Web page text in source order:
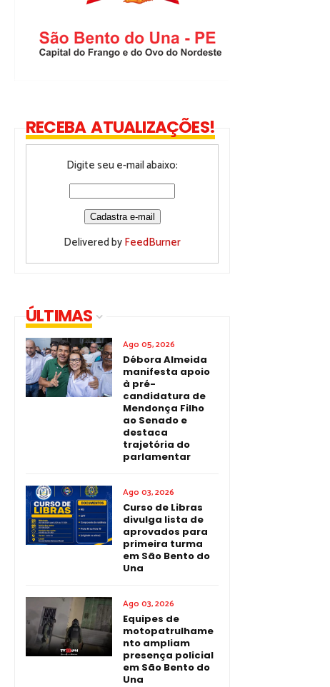
RECEBA ATUALIZAÇÕES!
Digite seu e-mail abaixo:
Delivered byFeedBurner
ÚLTIMAS
Ago 05, 2026
Débora Almeida
manifesta apoio
à pré-
candidatura de
Mendonça Filho
ao Senado e
destaca
trajetória do
parlamentar
Ago 03, 2026
Curso de Libras
divulga lista de
aprovados para
primeira turma
em São Bento do
Una
Ago 03, 2026
Equipes de
motopatrulhame
nto ampliam
presença policial
em São Bento do
Una